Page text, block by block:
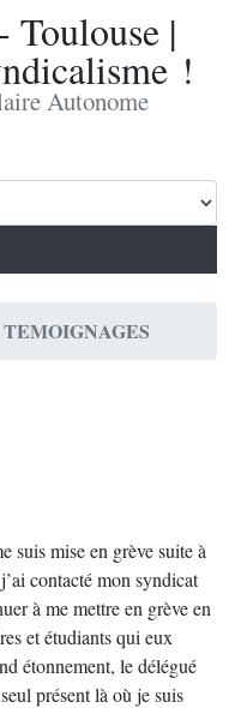
|
!
Autonome
TEMOIGNAGES
suis mise en grève suite à
contacté mon syndicat
à me mettre en grève en
et étudiants qui eux
étonnement, le délégué
présent là où je suis